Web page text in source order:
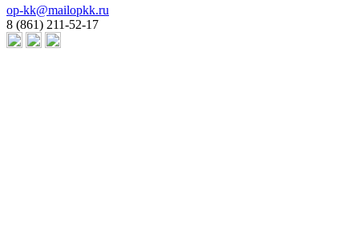
op-kk@mailopkk.ru
8 (861) 211-52-17